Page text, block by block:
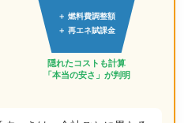
＋ 燃料費調整額
＋ 再エネ賦課金
隠れたコストも計算
「本当の安さ」が判明